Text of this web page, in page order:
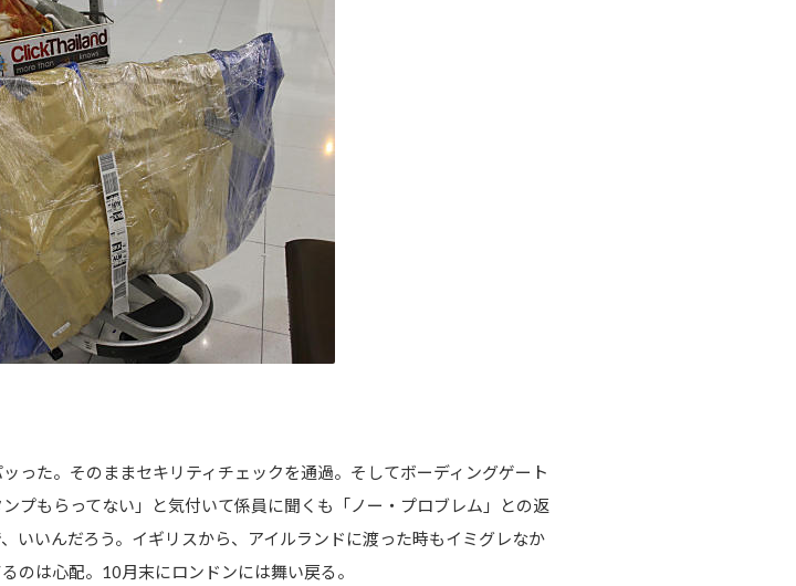
った。そのままセキリティチェックを通過。そしてボーディングゲート
プもらってない」と気付いて係員に聞くも「ノー・プロブレム」との返
いいんだろう。イギリスから、アイルランドに渡った時もイミグレなか
のは心配。10月末にロンドンには舞い戻る。